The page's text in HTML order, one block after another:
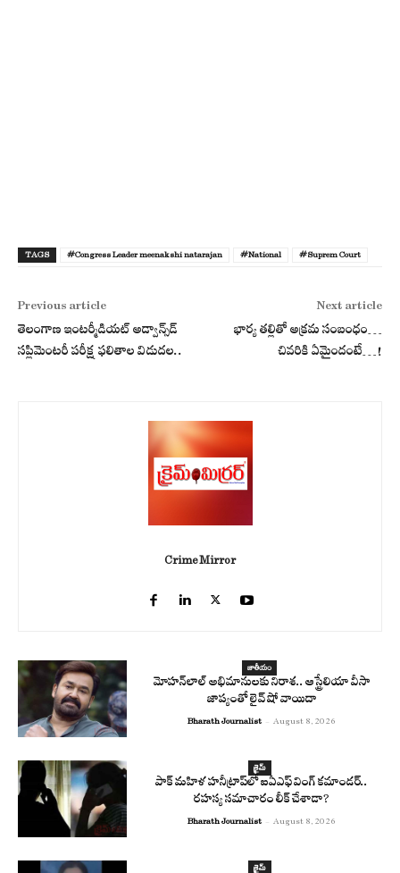
TAGS #Congress Leader meenakshi natarajan #National #Suprem Court
Previous article
తెలంగాణ ఇంటర్మీడియట్ అడ్వాన్స్‌డ్
సప్లిమెంటరీ పరీక్ష ఫలితాల విడుదల..
Next article
భార్య తల్లితో అక్రమ సంబంధం…
చివరికి ఏమైందంటే…!
Crime Mirror
జాతీయం
మోహన్‌లాల్ అభిమానులకు నిరాశ.. ఆస్ట్రేలియా వీసా
జాప్యంతో లైవ్ షో వాయిదా
Bharath Journalist - August 8, 2026
క్రైమ్
పాక్ మహిళ హనీట్రాప్‌లో ఐఏఎఫ్ వింగ్ కమాండర్..
రహస్య సమాచారం లీక్ చేశాడా?
Bharath Journalist - August 8, 2026
క్రైమ్